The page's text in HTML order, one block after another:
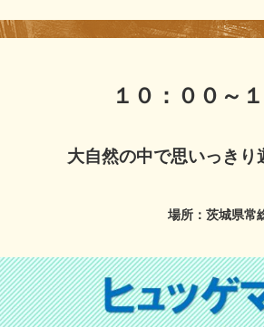
１０：００～
大自然の中で思いっきり
場所：茨城県常